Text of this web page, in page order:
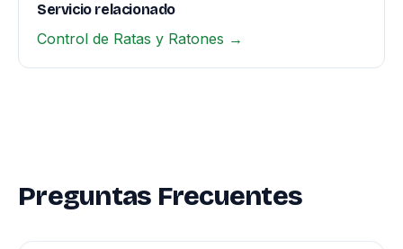
Servicio relacionado
Control de Ratas y Ratones →
Preguntas Frecuentes